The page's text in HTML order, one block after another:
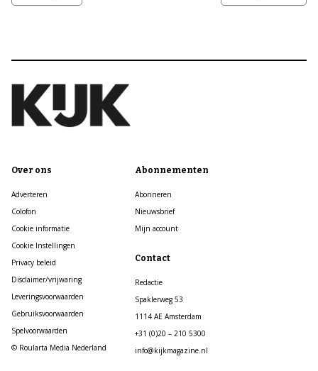
Over ons
Adverteren
Colofon
Cookie informatie
Cookie Instellingen
Privacy beleid
Disclaimer/vrijwaring
Leveringsvoorwaarden
Gebruiksvoorwaarden
Spelvoorwaarden
© Roularta Media Nederland
Abonnementen
Abonneren
Nieuwsbrief
Mijn account
Contact
Redactie
Spaklerweg 53
1114 AE Amsterdam
+31 (0)20 – 210 5300
info@kijkmagazine.nl